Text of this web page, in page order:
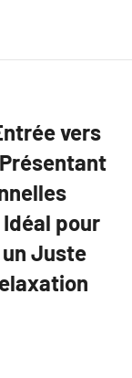
vers
pour
Juste